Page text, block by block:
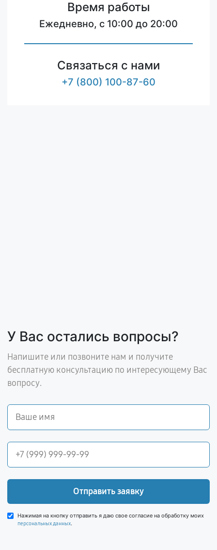
Время работы
Ежедневно, с 10:00 до 20:00
Связаться с нами
+7 (800) 100-87-60
У Вас остались вопросы?
Напишите или позвоните нам и получите
бесплатную консультацию по интересующему Вас
вопросу.
Отправить заявку
Нажимая на кнопку отправить я даю свое согласие на обработку моих
персональных данных.